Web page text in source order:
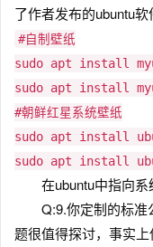
了作者发布的ubuntu软
#自制壁纸
sudo apt install
sudo apt install
#朝鲜红星系统壁纸
sudo apt install
sudo apt install
在ubuntu中指向系
Q:9.你定制的标
题很值得探讨，事实